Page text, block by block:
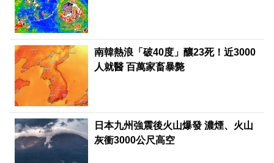
南韓熱浪「破40度」釀23死！近3000
人就醫 百萬家畜暴斃
日本九州強震後火山爆發 濃煙、火山
灰衝3000公尺高空